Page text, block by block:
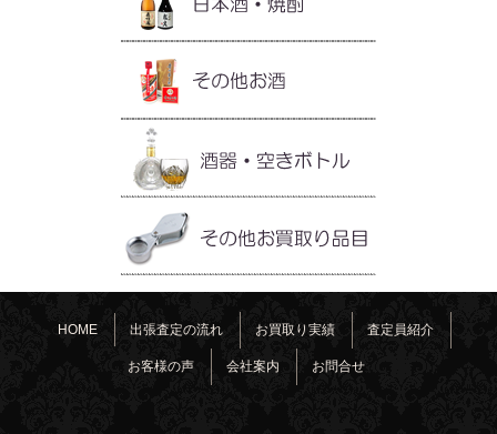
HOME 出張査定の流れ お買取り実績 査定員紹介
お客様の声 会社案内 お問合せ